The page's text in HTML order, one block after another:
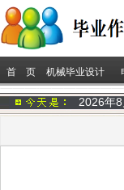
首 页 机械毕业设计
2026年